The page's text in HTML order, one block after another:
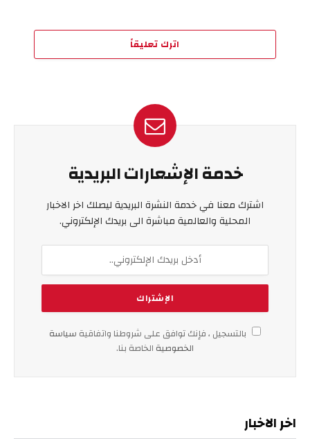
اترك تعليقاً
خدمة الإشعارات البريدية
اشترك معنا في خدمة النشرة البريدية ليصلك اخر الاخبار
المحلية والعالمية مباشرة الى بريدك الإلكتروني.
بالتسجيل ، فإنك توافق على شروطنا واتفاقية سياسة
الخصوصية الخاصة بنا.
اخر الاخبار